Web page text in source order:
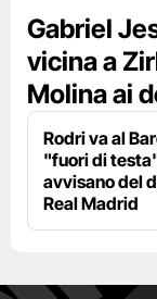
Gabriel
vicina a
Molina ai
Rodri va al
"fuori di
avvisano del
Real Madrid